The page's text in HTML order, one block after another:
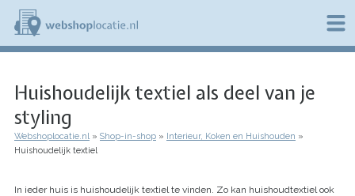
Overslaan
naar
de
b
s
h
p
c
Huishoudelijk textiel als deel van je
styling
Kruimelpad
Webshoplocatie.nl Shop-in-shop
Interieur, Koken en Huishouden
Huishoudelijk textiel
In ieder huis is huishoudelijk textiel te vinden. Zo kan huishoudtextiel ook